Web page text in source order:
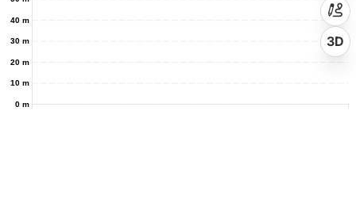
0 m
10 m
20 m
30 m
40 m
3D